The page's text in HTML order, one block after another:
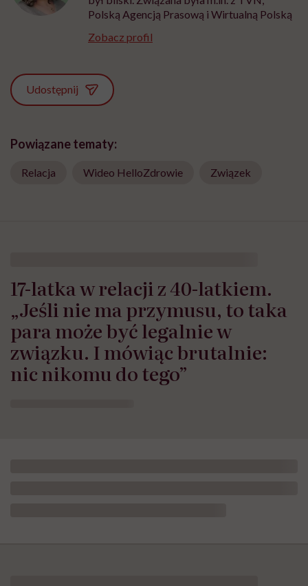
Polską Agencją Prasową i Wirtualną Polską
Zobacz profil
Udostępnij
Powiązane tematy:
Relacja Wideo HelloZdrowie Związek
17-latka w relacji z 40-latkiem.
„Jeśli nie ma przymusu, to taka
para może być legalnie w
związku. I mówiąc brutalnie:
nic nikomu do tego”